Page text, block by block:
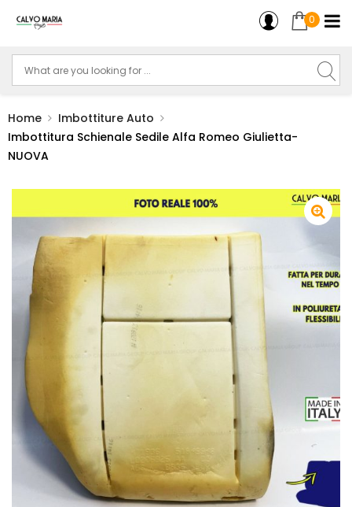
0
Home
Imbottiture Auto
Imbottitura Schienale Sedile Alfa Romeo Giulietta-
NUOVA